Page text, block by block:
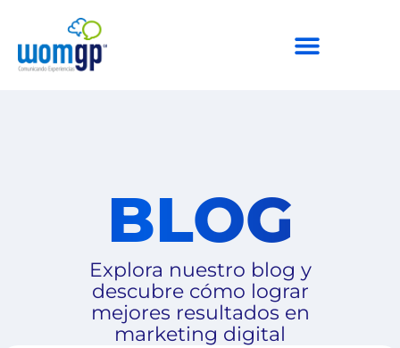
BLOG
Explora nuestro blog y
descubre cómo lograr
mejores resultados en
marketing digital